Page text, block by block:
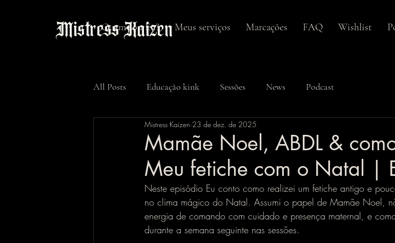
Mistress Kaizen
Quem sou Eu? Meus serviços Marcações FAQ Wishlist
All Posts Educação kink Sessões News Podcast
Mamãe Noel, ABDL &
Meu fetiche com o Natal |
Mistress Kaizen 23 de dez. de 2025
Neste episódio Eu conto como realizei um fetiche antigo e
no clima mágico do Natal. Assumi o papel de Mamãe Noel,
energia de comando com cuidado e presença maternal, e
durante a semana seguinte nas sessões.